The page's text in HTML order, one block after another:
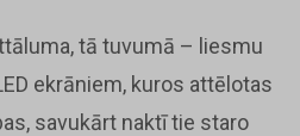
tā tuvumā – liesmu
ekrāniem, kuros attēlotas
savukārt naktī tie staro